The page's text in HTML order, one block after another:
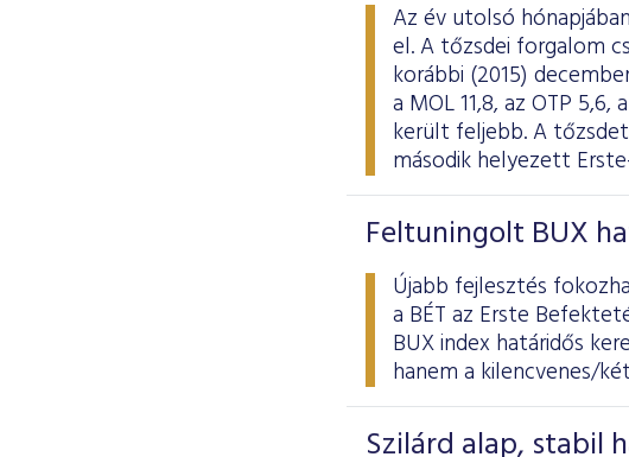
Az év utolsó
el. A tőzsdei forgalom
korábbi (2015)
a MOL 11,8, az OTP
került feljebb. A
második helyezett
Feltuningolt BUX
Újabb fejlesztés
a BÉT az Erste
BUX index határidős
hanem a kilencvenes/
Szilárd alap, stabil